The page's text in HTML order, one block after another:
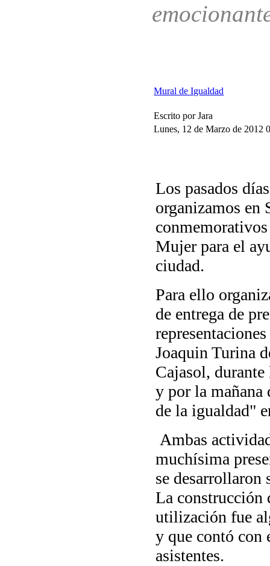
Mural de Igualdad
Escrito por Jara
Lunes, 12 de Marzo de 2012
Los pasados
organizamos en
Mujer para el
ciudad.
Para ello
de entrega de
Joaquin Turina
Cajasol,
y por la
de la igualdad"
Ambas
muchísima
se desarrollaron
La construcción
utilización fue
y que contó con
asistentes.